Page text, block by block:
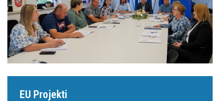
EU Projekti